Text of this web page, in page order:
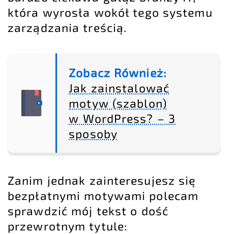
która wyrosła wokół tego systemu
zarządzania treścią.
Zobacz Również:
Jak zainstalować
motyw (szablon)
w WordPress? – 3
sposoby
Zanim jednak zainteresujesz się
bezpłatnymi motywami polecam
sprawdzić mój tekst o dość
przewrotnym tytule: